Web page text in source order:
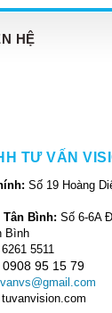
HỆ
TƯ VẤN
Số 19 Hoàng
Tân Bình: Số 6-6A
Bình
5511
0908 95 15 79
tuvanvision.com